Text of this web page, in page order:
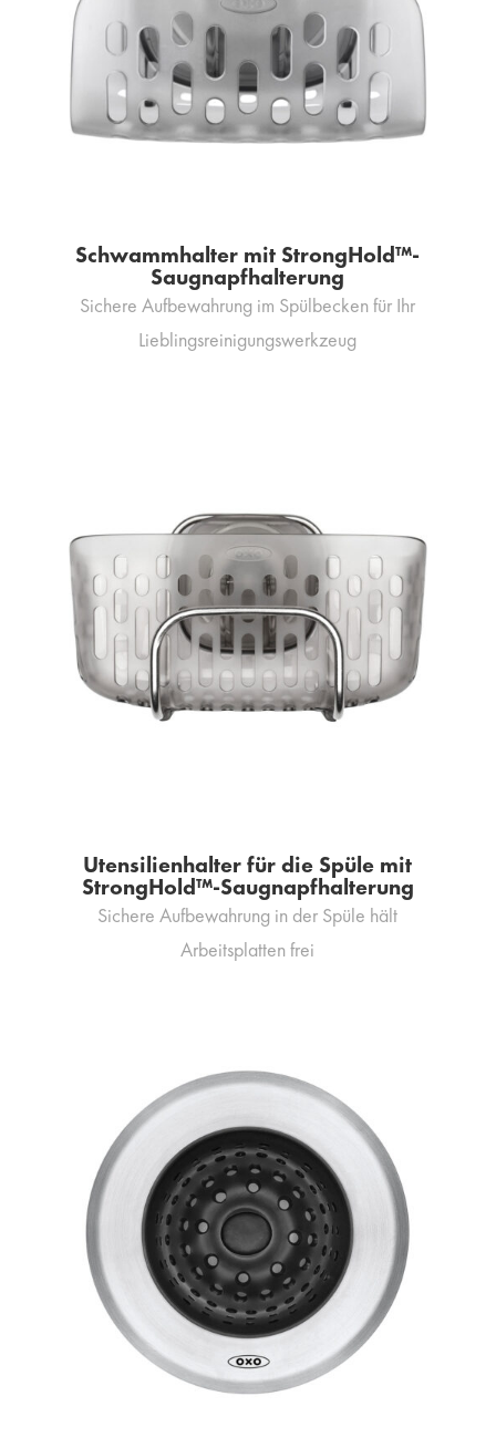
Schwammhalter mit StrongHold™-
Saugnapfhalterung
Sichere Aufbewahrung im Spülbecken für Ihr
Lieblingsreinigungswerkzeug
Utensilienhalter für die Spüle mit
StrongHold™-Saugnapfhalterung
Sichere Aufbewahrung in der Spüle hält
Arbeitsplatten frei